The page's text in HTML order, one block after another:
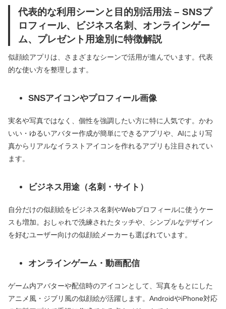
代表的な利用シーンと目的別活用法 – SNSプ
ロフィール、ビジネス名刺、オンラインゲー
ム、プレゼント用途別に特徴解説
似顔絵アプリは、さまざまなシーンで活用が進んでいます。代表
的な使い方を整理します。
SNSアイコンやプロフィール画像
実名や写真ではなく、個性を強調したい方に特に人気です。かわ
いい・ゆるいアバター作成が簡単にできるアプリや、AIにより写
真からリアルなイラストアイコンを作れるアプリも注目されてい
ます。
ビジネス用途（名刺・サイト）
自分だけの似顔絵をビジネス名刺やWebプロフィールに使うケー
スも増加。おしゃれで洗練されたタッチや、シンプルなデザイン
を好むユーザー向けの似顔絵メーカーも選ばれています。
オンラインゲーム・動画配信
ゲーム内アバターや配信時のアイコンとして、写真をもとにした
アニメ風・ジブリ風の似顔絵が活躍します。AndroidやiPhone対応